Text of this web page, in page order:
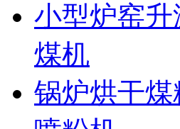
小型炉窑
煤机
锅炉烘干